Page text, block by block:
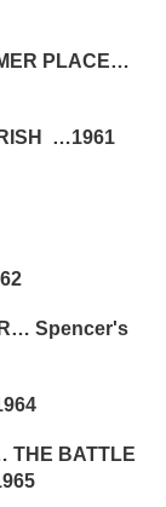
PLACE…
…1961
Spencer's
THE BATTLE